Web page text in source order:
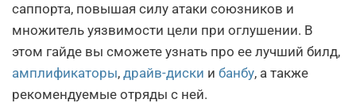
саппорта, повышая силу атаки союзников и
множитель уязвимости цели при оглушении. В
этом гайде вы сможете узнать про ее лучший билд,
амплификаторы, драйв-диски и банбу, а также
рекомендуемые отряды с ней.